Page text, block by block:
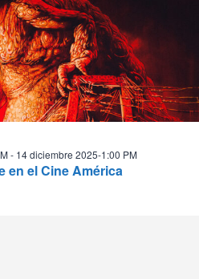
en el Cine América
- 14 diciembre 2025-1:00 PM